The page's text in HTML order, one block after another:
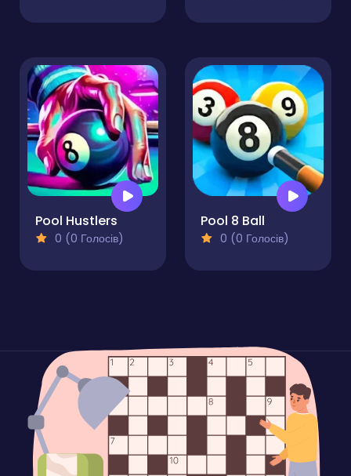
Pool Hustlers
0 (0 Голосів)
Pool 8 Ball
0 (0 Голосів)